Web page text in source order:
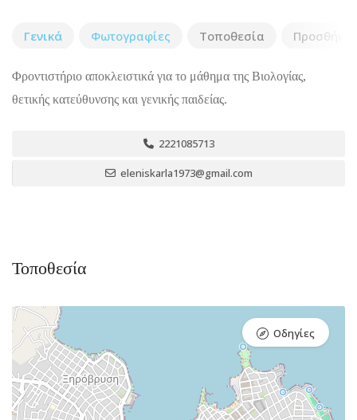
Γενικά Φωτογραφίες Τοποθεσία Προσθήκη
Φροντιστήριο αποκλειστικά για το μάθημα της Βιολογίας,
θετικής κατεύθυνσης και γενικής παιδείας.
2221085713
eleniskarla1973@gmail.com
Τοποθεσία
Οδηγίες